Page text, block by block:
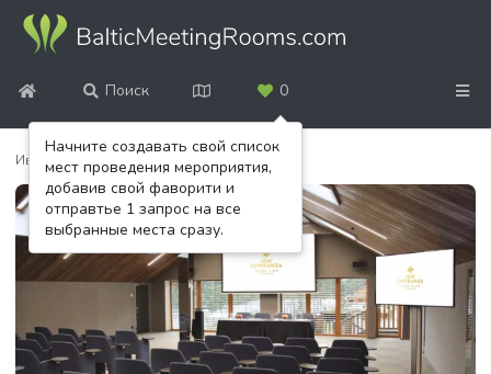
Поиск 0
Ивент-площадки/ Esperanza Resort & SPA
Начните создавать свой список
мест проведения мероприятия,
добавив свой фаворити и
отправтье 1 запрос на все
выбранные места сразу.